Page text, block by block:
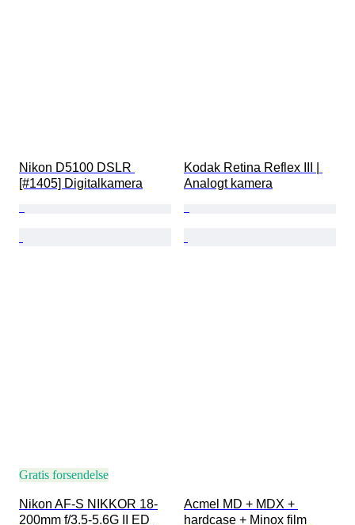
Nikon D5100 DSLR
[#1405] Digitalkamera
Kodak Retina Reflex III |
Analogt kamera
Gratis forsendelse
Nikon AF-S NIKKOR 18-
200mm f/3.5-5.6G II ED
Acmel MD + MDX +
hardcase + Minox film